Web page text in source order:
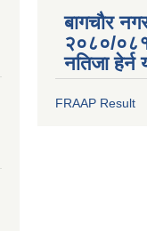
बागचौर
२०८०/
नतिजा
FRAAP Result